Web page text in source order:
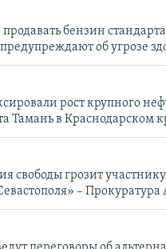
бензин
об угрозе
рост крупного
Тамань в Краснодарском
свободы грозит участнику
– Прокуратура